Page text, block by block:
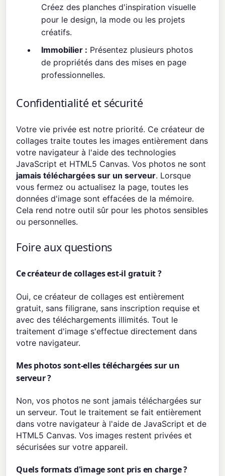
Créez des planches d'inspiration visuelle
pour le design, la mode ou les projets
créatifs.
Immobilier : Présentez plusieurs photos
de propriétés dans des mises en page
professionnelles.
Confidentialité et sécurité
Votre vie privée est notre priorité. Ce créateur de
collages traite toutes les images entièrement dans
votre navigateur à l'aide des technologies
JavaScript et HTML5 Canvas. Vos photos ne sont
jamais téléchargées sur un serveur. Lorsque
vous fermez ou actualisez la page, toutes les
données d'image sont effacées de la mémoire.
Cela rend notre outil sûr pour les photos sensibles
ou personnelles.
Foire aux questions
Ce créateur de collages est-il gratuit ?
Oui, ce créateur de collages est entièrement
gratuit, sans filigrane, sans inscription requise et
avec des téléchargements illimités. Tout le
traitement d'image s'effectue directement dans
votre navigateur.
Mes photos sont-elles téléchargées sur un
serveur ?
Non, vos photos ne sont jamais téléchargées sur
un serveur. Tout le traitement se fait entièrement
dans votre navigateur à l'aide de JavaScript et de
HTML5 Canvas. Vos images restent privées et
sécurisées sur votre appareil.
Quels formats d'image sont pris en charge ?